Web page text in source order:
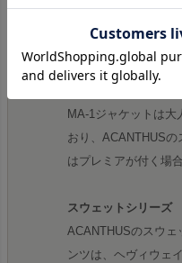
ACANTHUSで特に人
MA-1ジャケットは大
おり、ACANTHUSの
はプレミアが付く場
スウェットシリーズ
ACANTHUSのスウ
ンツは、ヘヴィウェ